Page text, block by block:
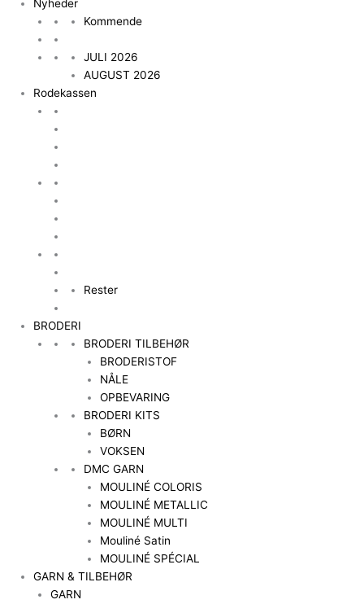
Nyheder
Kommende
JULI 2026
AUGUST 2026
Rodekassen
Rester
BRODERI
BRODERI TILBEHØR
BRODERISTOF
NÅLE
OPBEVARING
BRODERI KITS
BØRN
VOKSEN
DMC GARN
MOULINÉ COLORIS
MOULINÉ METALLIC
MOULINÉ MULTI
Mouliné Satin
MOULINÉ SPÉCIAL
GARN & TILBEHØR
GARN